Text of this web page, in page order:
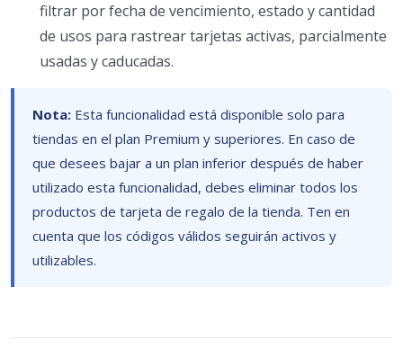
filtrar por fecha de vencimiento, estado y cantidad
de usos para rastrear tarjetas activas, parcialmente
usadas y caducadas.
Nota: Esta funcionalidad está disponible solo para
tiendas en el plan Premium y superiores. En caso de
que desees bajar a un plan inferior después de haber
utilizado esta funcionalidad, debes eliminar todos los
productos de tarjeta de regalo de la tienda. Ten en
cuenta que los códigos válidos seguirán activos y
utilizables.